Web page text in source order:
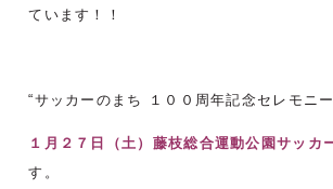
ています！！
“サッカーのまち １００周年記念セレモニー
１月２７日（土）藤枝総合運動公園サッカ
す。